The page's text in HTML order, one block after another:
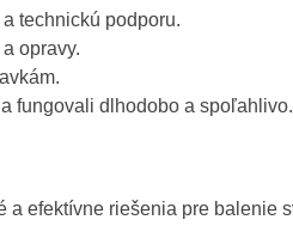
technickú podporu.
opravy.
fungovali dlhodobo a spoľahlivo.
efektívne riešenia pre balenie